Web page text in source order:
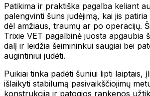
Patikima ir praktiška pagalba keliant
palengvinti šuns judėjimą, kai jis
dėl amžiaus, traumų ar po operacijų.
Trixie VET pagalbinė juosta apgaubia
dalį ir leidžia šeimininkui saugiai bei
augintiniui judėti.
Puikiai tinka padėti šuniui lipti laiptais,
išlaikyti stabilumą pasivaikščiojimų
konstrukcija ir patogios rankenos